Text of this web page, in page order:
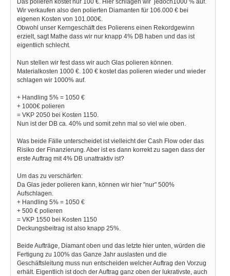
Wir verkaufen also den polierten Diamanten für 106.000 € bei
eigenen Kosten von 101.000€.
Obwohl unser Kerngeschäft des Polierens einen Rekordgewinn
erzielt, sagt Mathe dass wir nur knapp 4% DB haben und das ist
eigentlich schlecht.
Nun stellen wir fest dass wir auch Glas polieren können.
Materialkosten 1000 €. 100 € kostet das polieren wieder und wieder
schlagen wir 1000% auf.
+ Handling 5% = 1050 €
+ 1000€ polieren
= VKP 2050 bei Kosten 1150.
Nun ist der DB ca. 40% und somit zehn mal so viel wie oben.
Was beide Fälle unterscheidet ist vielleicht der Cash Flow oder das
Risiko der Finanzierung. Aber ist es dann korrekt zu sagen dass der
erste Auftrag mit 4% DB unattraktiv ist?
Um das zu verschärfen:
Da Glas jeder polieren kann, können wir hier "nur" 500%
Aufschlagen.
+ Handling 5% = 1050 €
+ 500 € polieren
= VKP 1550 bei Kosten 1150
Deckungsbeitrag ist also knapp 25%.
Beide Aufträge, Diamant oben und das letzte hier unten, würden die
Fertigung zu 100% das Ganze Jahr auslasten und die
Geschäftsleitung muss nun entscheiden welcher Auftrag den Vorzug
erhält. Eigentlich ist doch der Auftrag ganz oben der lukrativste, auch